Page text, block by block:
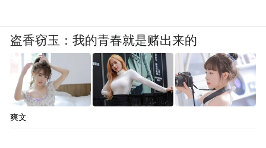
盗香窃玉：我的青春就是赌出来的
爽文